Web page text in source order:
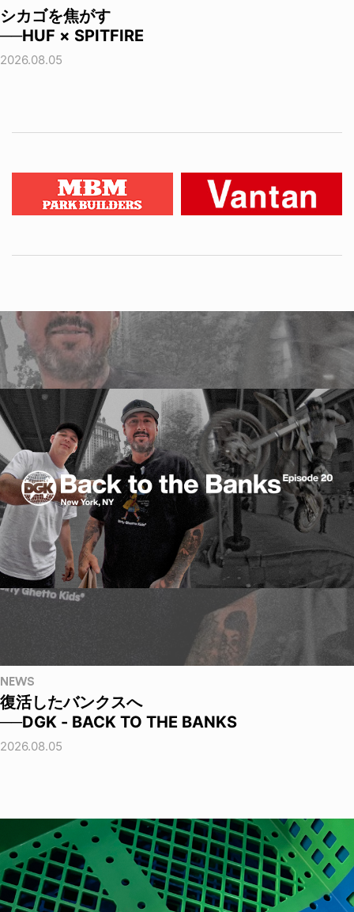
シカゴを焦がす
──HUF × SPITFIRE
2026.08.05
NEWS
復活したバンクスへ
──DGK - BACK TO THE BANKS
2026.08.05